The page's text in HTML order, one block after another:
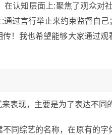
认知层面上:聚焦了观众对
过言行举止来约束监督自
！我也希望能够大家通过
表现，主要是为了表达不同
同综艺的名称，在原有的